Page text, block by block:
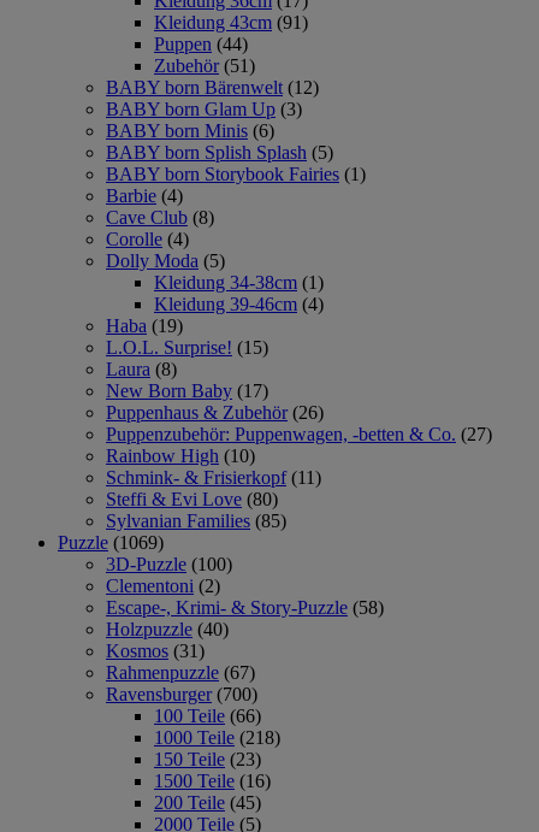
Kleidung 43cm (91)
Puppen (44)
Zubehör (51)
BABY born Bärenwelt (12)
BABY born Glam Up (3)
BABY born Minis (6)
BABY born Splish Splash (5)
BABY born Storybook Fairies (1)
Barbie (4)
Cave Club (8)
Corolle (4)
Dolly Moda (5)
Kleidung 34-38cm (1)
Kleidung 39-46cm (4)
Haba (19)
L.O.L. Surprise! (15)
Laura (8)
New Born Baby (17)
Puppenhaus & Zubehör (26)
Puppenzubehör: Puppenwagen, -betten & Co. (27)
Rainbow High (10)
Schmink- & Frisierkopf (11)
Steffi & Evi Love (80)
Sylvanian Families (85)
Puzzle (1069)
3D-Puzzle (100)
Clementoni (2)
Escape-, Krimi- & Story-Puzzle (58)
Holzpuzzle (40)
Kosmos (31)
Rahmenpuzzle (67)
Ravensburger (700)
100 Teile (66)
1000 Teile (218)
150 Teile (23)
1500 Teile (16)
200 Teile (45)
2000 Teile (5)